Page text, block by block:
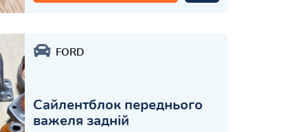
FORD
Сайлентблок переднього
важеля задній